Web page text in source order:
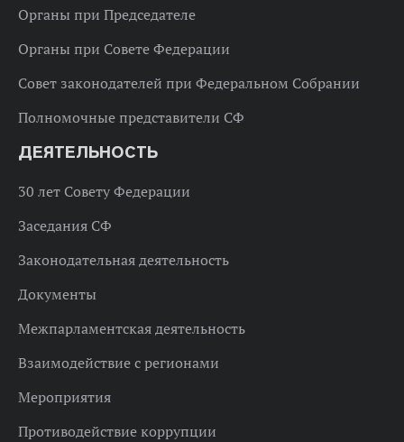
Органы при Председателе
Органы при Совете Федерации
Совет законодателей при Федеральном Собрании
Полномочные представители СФ
ДЕЯТЕЛЬНОСТЬ
30 лет Совету Федерации
Заседания СФ
Законодательная деятельность
Документы
Межпарламентская деятельность
Взаимодействие с регионами
Мероприятия
Противодействие коррупции